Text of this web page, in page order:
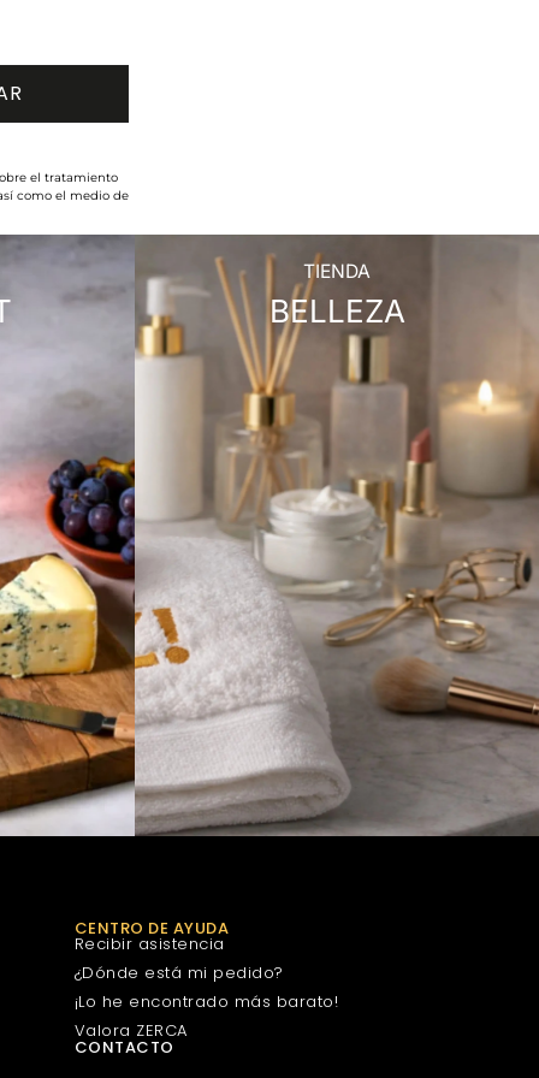
el tratamiento
como el medio de
TIENDA
BELLEZA
CENTRO DE AYUDA
Recibir asistencia
¿Dónde está mi pedido?
¡Lo he encontrado más barato!
Valora ZERCA
CONTACTO